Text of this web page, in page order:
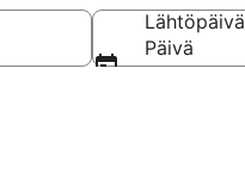
Lähtöpäivä
Päivä